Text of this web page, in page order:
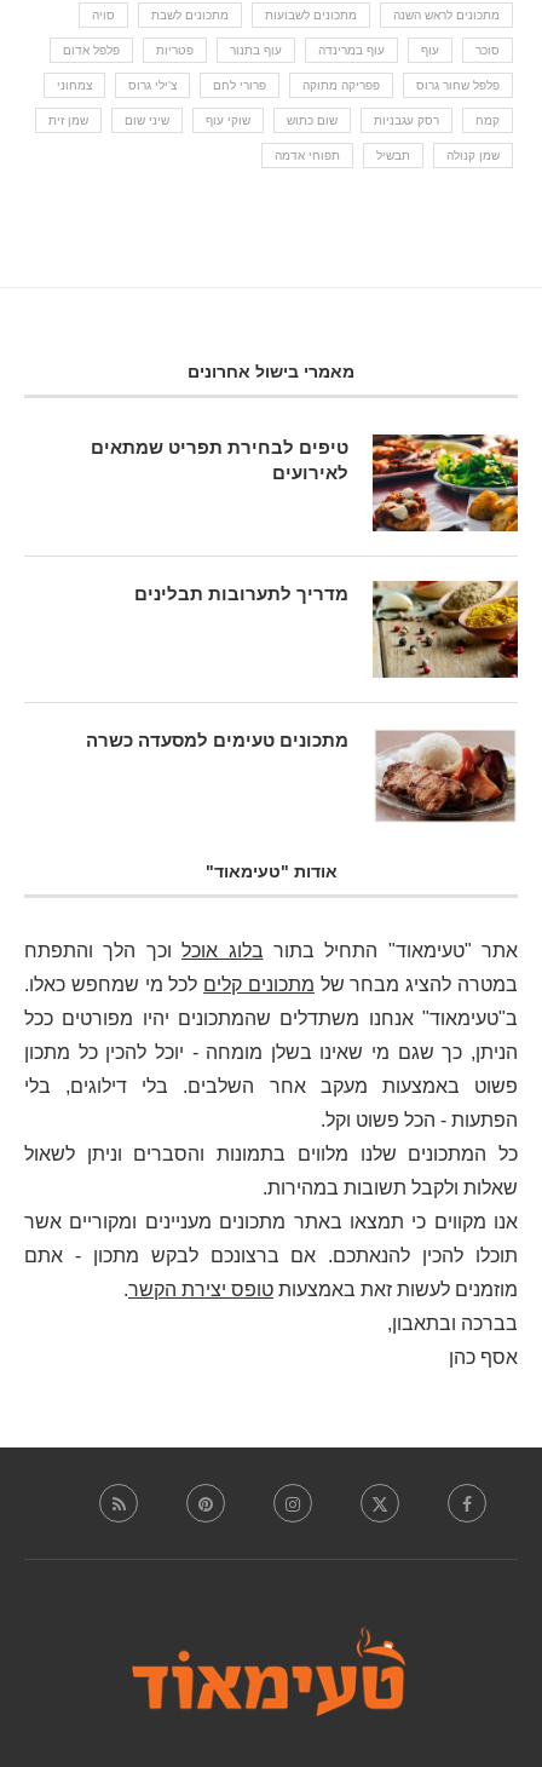
מתכונים לראש השנה מתכונים לשבועות מתכונים לשבת סויה
סוכר עוף עוף במרינדה עוף בתנור פטריות פלפל אדום
פלפל שחור גרוס פפריקה מתוקה פרורי לחם צ'ילי גרוס צמחוני
קמח רסק עגבניות שום כתוש שוקי עוף שיני שום שמן זית
שמן קנולה תבשיל תפוחי אדמה
מאמרי בישול אחרונים
טיפים לבחירת תפריט שמתאים
לאירועים
מדריך לתערובות תבלינים
מתכונים טעימים למסעדה כשרה
אודות "טעימאוד"
אתר "טעימאוד" התחיל בתור בלוג אוכלוכך הלך והתפתח
במטרה להציג מבחר של מתכונים קלים לכל מי שמחפש כאלו.
ב"טעימאוד" אנחנו משתדלים שהמתכונים יהיו מפורטים ככל
הניתן, כך שגם מי שאינו בשלן מומחה - יוכל להכין כל מתכון
פשוט באמצעות מעקב אחר השלבים. בלי דילוגים, בלי
הפתעות - הכל פשוט וקל.
כל המתכונים שלנו מלווים בתמונות והסברים וניתן לשאול
שאלות ולקבל תשובות במהירות.
אנו מקווים כי תמצאו באתר מתכונים מעניינים ומקוריים אשר
תוכלו להכין להנאתכם. אם ברצונכם לבקש מתכון - אתם
מוזמנים לעשות זאת באמצעות טופס יצירת הקשר.
בברכה ובתאבון,
אסף כהן